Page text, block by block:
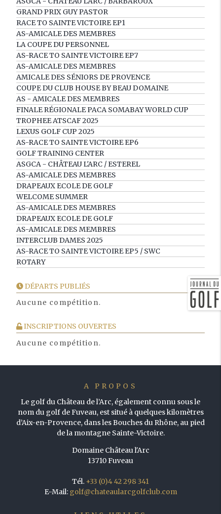
GRAND PRIX GUY PASTOR
RACE TO SAINTE VICTOIRE EP1
AS-AMICALE DES MEMBRES
LA COUPE DU PERSONNEL
AS-RACE TO SAINTE VICTOIRE EP7
AS-AMICALE DES MEMBRES
AMICALE DES SÉNIORS DE PROVENCE
COUPE DU CLUB HOUSE BY BEAU DOMAINE
AS - AMICALE DES MEMBRES
FINALE RÉGIONALE PACA SOMABAY WORLD CUP
TROPHEE ATSCAF 2025
LEXUS GOLF CUP 2025
AS-RACE TO SAINTE VICTOIRE EP6
GOLF TRAINING CENTER
ASGCA - CHÂTEAU L'ARC / ESTEREL
AS-AMICALE DES MEMBRES
DRAPEAUX ECOLE DE GOLF
WELCOME SUMMER
AS-AMICALE DES MEMBRES
DRAPEAUX ECOLE DE GOLF
AS-AMICALE DES MEMBRES
INTERCLUB DAMES 2025
AS-RACE TO SAINTE VICTOIRE EP5 / SWC
ROTARY
DÉPARTS PUBLIÉS
Aucune compétition.
INSCRIPTIONS OUVERTES
Aucune compétition.
A PROPOS
Le golf du Château de l’Arc, également connu sous le
nom du golf de Fuveau, est situé à quelques kilomètres
d’Aix-en-Provence, dans les Bouches du Rhône, au pied
de la montagne Sainte-Victoire.
Domaine Château l'Arc
13710 Fuveau
Tél. +33 (0)4 42 298 341
E-Mail: golf@chateaularcgolfclub.com